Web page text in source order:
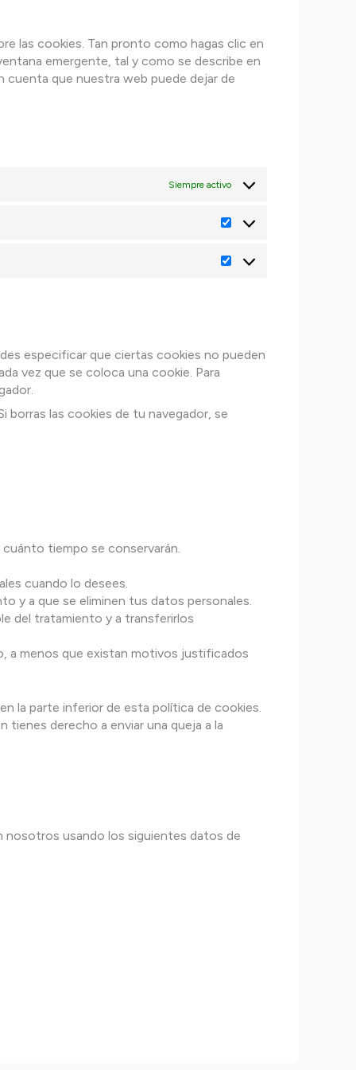
las cookies. Tan pronto como hagas clic en
emergente, tal y como se describe en
cuenta que nuestra web puede dejar de
Siempre activo
especificar que ciertas cookies no pueden
vez que se coloca una cookie. Para
las cookies de tu navegador, se
tiempo se conservarán.
cuando lo desees.
y a que se eliminen tus datos personales.
del tratamiento y a transferirlos
a menos que existan motivos justificados
la parte inferior de esta política de cookies.
derecho a enviar una queja a la
usando los siguientes datos de